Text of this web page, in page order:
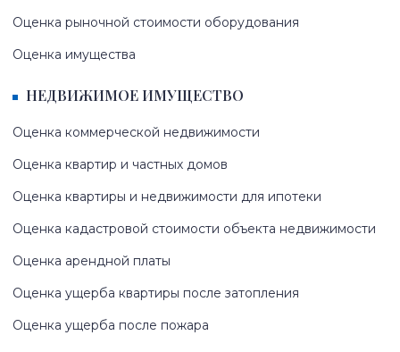
Оценка рыночной стоимости оборудования
Оценка имущества
НЕДВИЖИМОЕ ИМУЩЕСТВО
Оценка коммерческой недвижимости
Оценка квартир и частных домов
Оценка квартиры и недвижимости для ипотеки
Оценка кадастровой стоимости объекта недвижимости
Оценка арендной платы
Оценка ущерба квартиры после затопления
Оценка ущерба после пожара